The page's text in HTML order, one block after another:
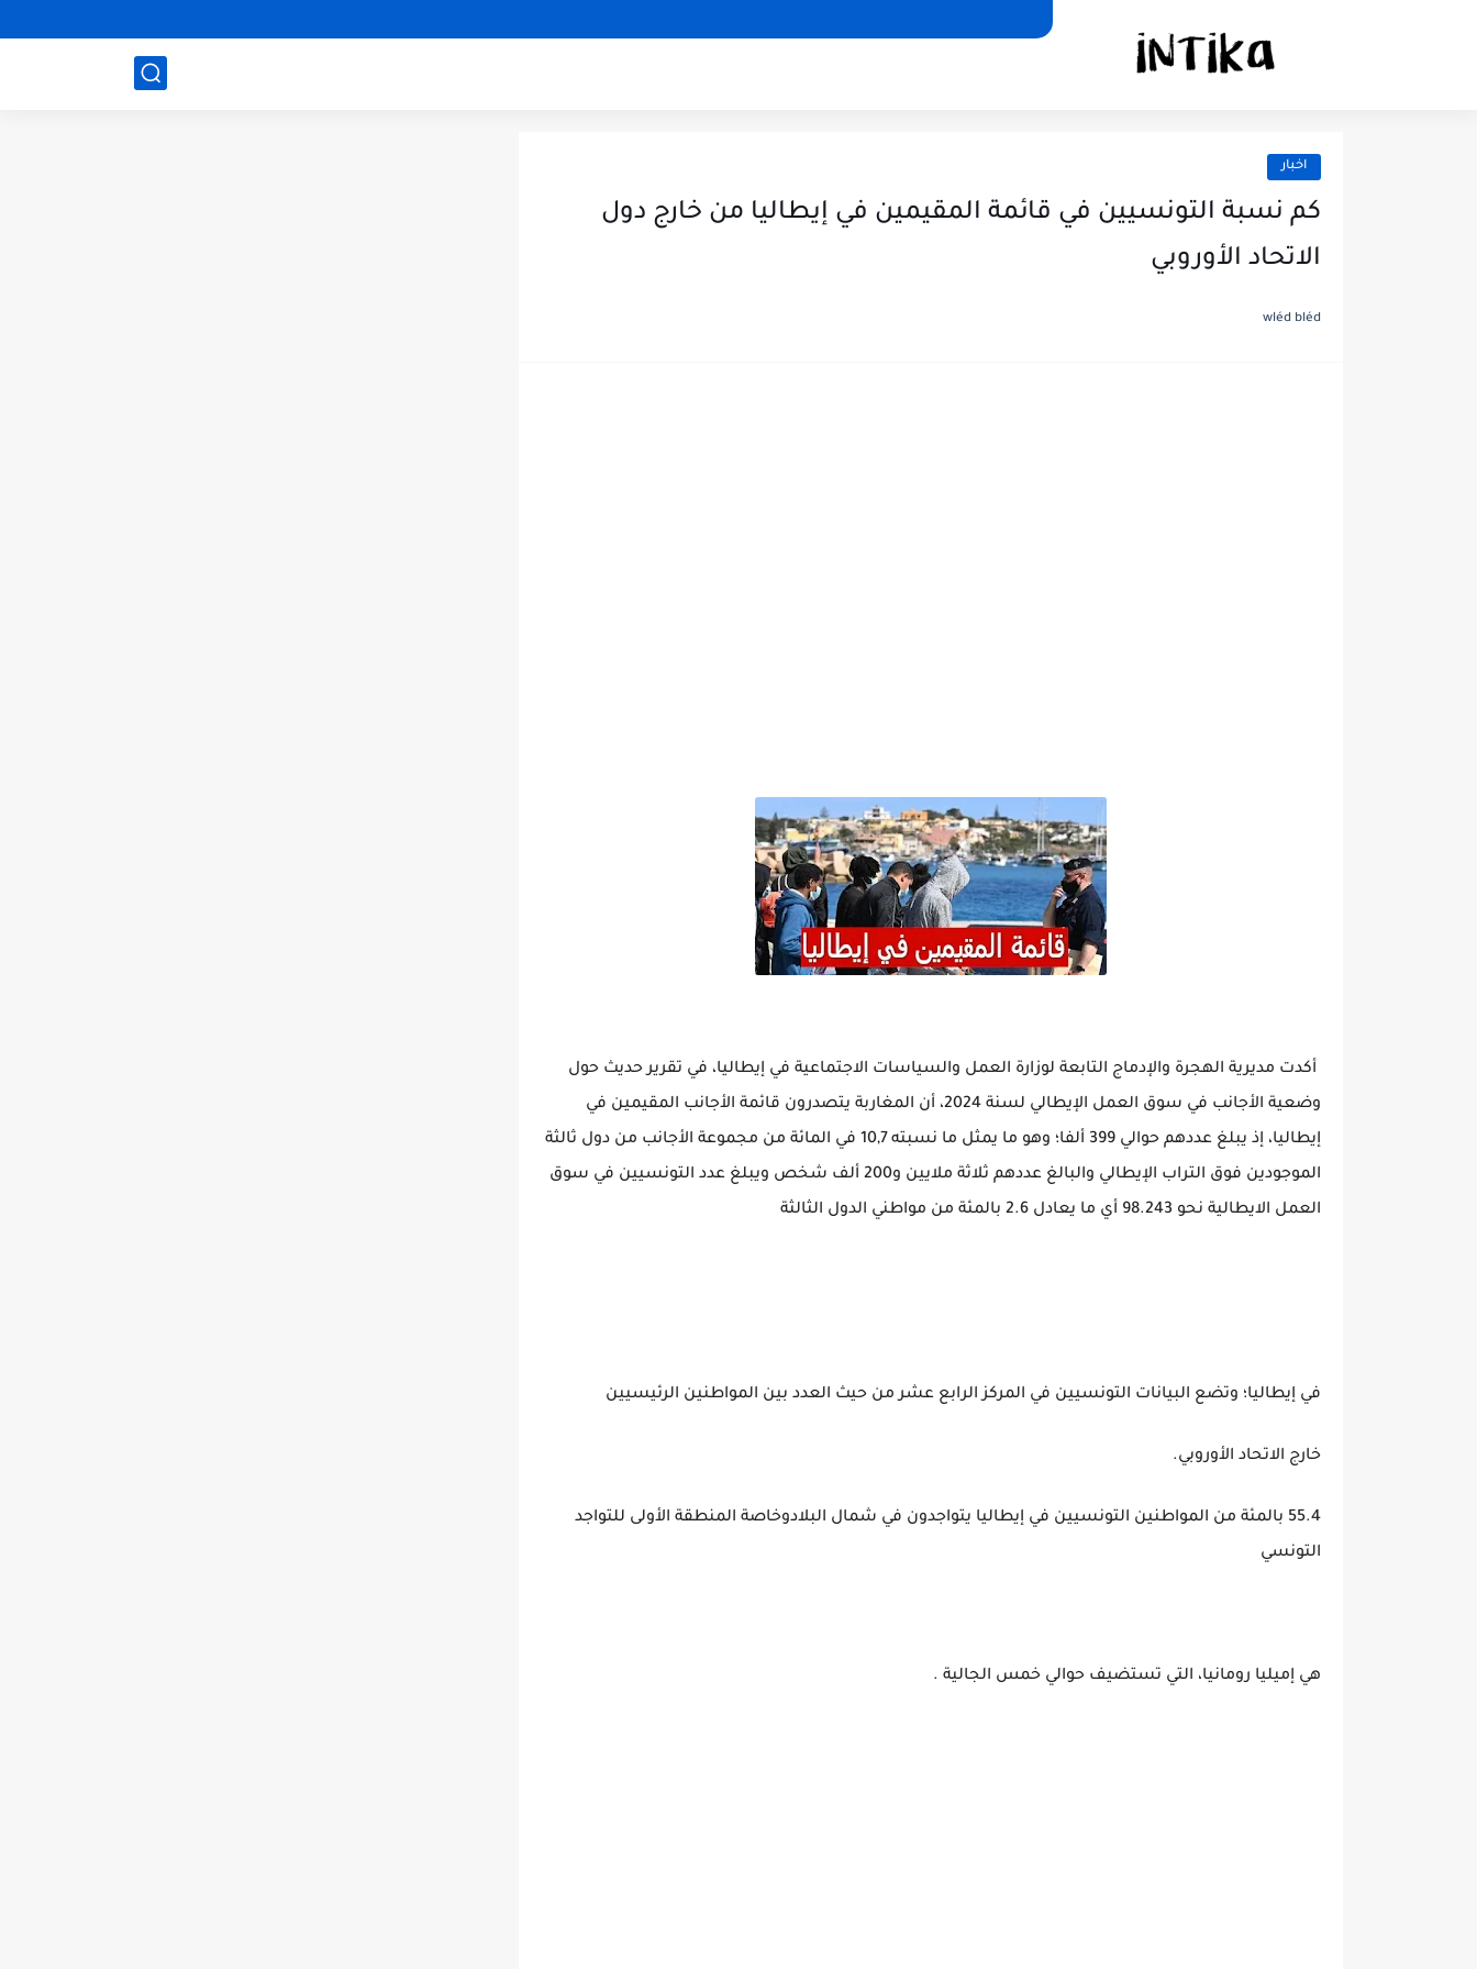
اخبار
كم نسبة التونسيين في قائمة المقيمين في إيطاليا من خارج دول
الاتحاد الأوروبي
wléd bléd
أكدت مديرية الهجرة والإدماج التابعة لوزارة العمل والسياسات الاجتماعية في إيطاليا، في تقرير حديث حول
وضعية الأجانب في سوق العمل الإيطالي لسنة 2024، أن المغاربة يتصدرون قائمة الأجانب المقيمين في
إيطاليا، إذ يبلغ عددهم حوالي 399 ألفا؛ وهو ما يمثل ما نسبته 10,7 في المائة من مجموعة الأجانب من دول ثالثة
الموجودين فوق التراب الإيطالي والبالغ عددهم ثلاثة ملايين و200 ألف شخص ويبلغ عدد التونسيين في سوق
العمل الايطالية نحو 98.243 أي ما يعادل 2.6 بالمئة من مواطني الدول الثالثة
في إيطاليا؛ وتضع البيانات التونسيين في المركز الرابع عشر من حيث العدد بين المواطنين الرئيسيين
خارج الاتحاد الأوروبي.
55.4 بالمئة من المواطنين التونسيين في إيطاليا يتواجدون في شمال البلادوخاصة المنطقة الأولى للتواجد
التونسي
هي إميليا رومانيا، التي تستضيف حوالي خمس الجالية .